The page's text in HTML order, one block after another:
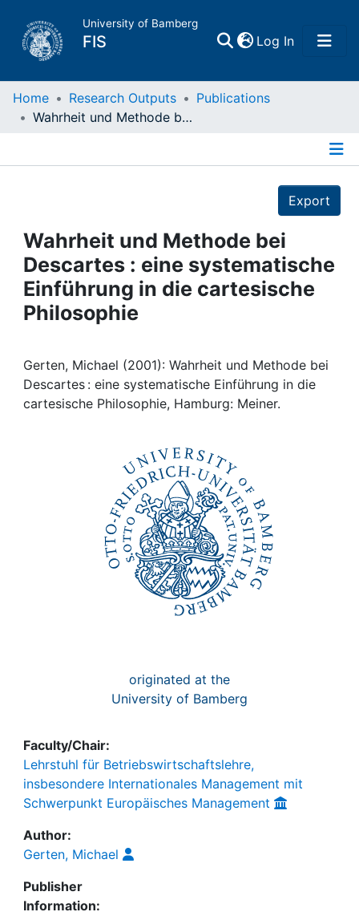
University of Bamberg
FIS Log In(current)
Home
Projects
People
Institutions
Awards
My FIS
Home Research Outputs
Publications
Wahrheit und Methode bei Descartes : eine systematische Einführung in die cartesische Philosophie
Export
Wahrheit und Methode bei
Descartes : eine systematische
Einführung in die cartesische
Philosophie
Gerten, Michael (2001): Wahrheit und Methode bei
Descartes : eine systematische Einführung in die
cartesische Philosophie, Hamburg: Meiner.
originated at the
University of Bamberg
Faculty/Chair:
Lehrstuhl für Betriebswirtschaftslehre,
insbesondere Internationales Management mit
Schwerpunkt Europäisches Management
Author:
Gerten, Michael
Publisher
Information: